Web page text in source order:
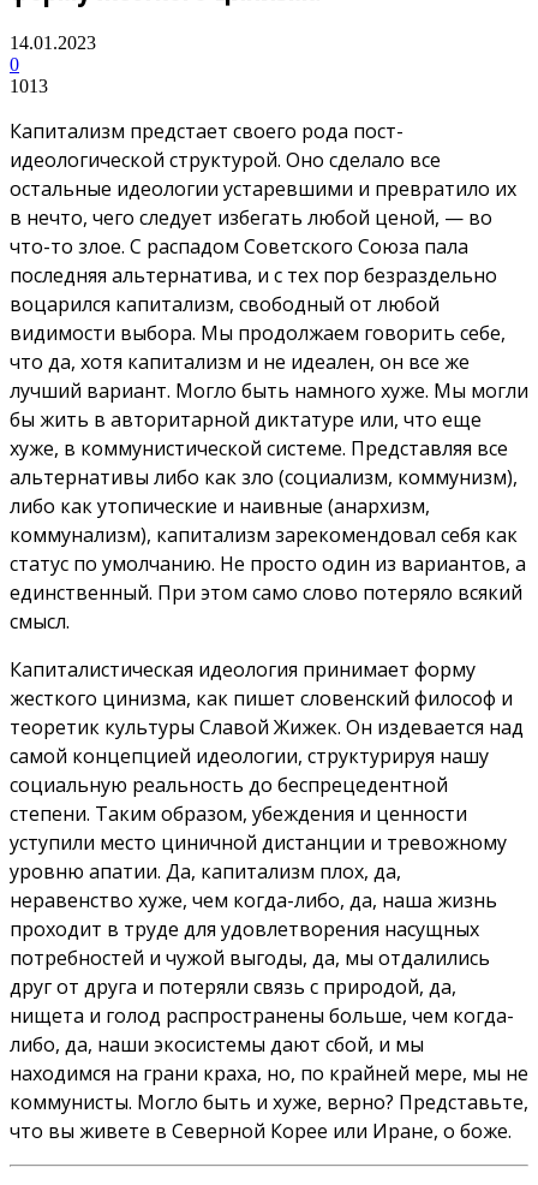
14.01.2023
0
1013
Капитализм предстает своего рода пост-
идеологической структурой. Оно сделало все
остальные идеологии устаревшими и превратило их
в нечто, чего следует избегать любой ценой, — во
что-то злое. С распадом Советского Союза пала
последняя альтернатива, и с тех пор безраздельно
воцарился капитализм, свободный от любой
видимости выбора. Мы продолжаем говорить себе,
что да, хотя капитализм и не идеален, он все же
лучший вариант. Могло быть намного хуже. Мы могли
бы жить в авторитарной диктатуре или, что еще
хуже, в коммунистической системе. Представляя все
альтернативы либо как зло (социализм, коммунизм),
либо как утопические и наивные (анархизм,
коммунализм), капитализм зарекомендовал себя как
статус по умолчанию. Не просто один из вариантов, а
единственный. При этом само слово потеряло всякий
смысл.
Капиталистическая идеология принимает форму
жесткого цинизма, как пишет словенский философ и
теоретик культуры Славой Жижек. Он издевается над
самой концепцией идеологии, структурируя нашу
социальную реальность до беспрецедентной
степени. Таким образом, убеждения и ценности
уступили место циничной дистанции и тревожному
уровню апатии. Да, капитализм плох, да,
неравенство хуже, чем когда-либо, да, наша жизнь
проходит в труде для удовлетворения насущных
потребностей и чужой выгоды, да, мы отдалились
друг от друга и потеряли связь с природой, да,
нищета и голод распространены больше, чем когда-
либо, да, наши экосистемы дают сбой, и мы
находимся на грани краха, но, по крайней мере, мы не
коммунисты. Могло быть и хуже, верно? Представьте,
что вы живете в Северной Корее или Иране, о боже.